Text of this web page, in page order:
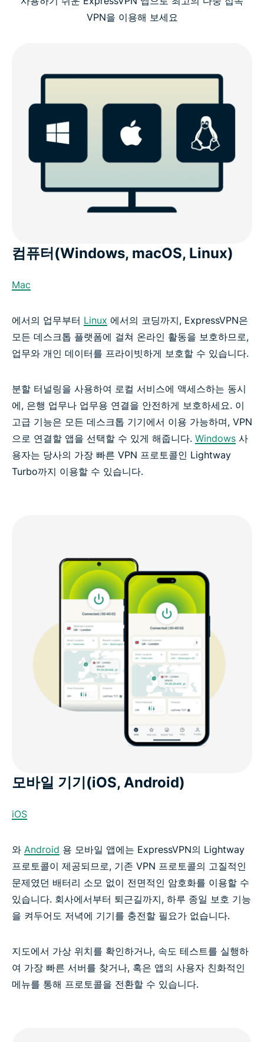
VPN을 이용해 보세요
컴퓨터(Windows, macOS, Linux)
Mac
에서의 업무부터 Linux 에서의 코딩까지, ExpressVPN은
모든 데스크톱 플랫폼에 걸쳐 온라인 활동을 보호하므로,
업무와 개인 데이터를 프라이빗하게 보호할 수 있습니다.
분할 터널링을 사용하여 로컬 서비스에 액세스하는 동시
에, 은행 업무나 업무용 연결을 안전하게 보호하세요. 이
고급 기능은 모든 데스크톱 기기에서 이용 가능하며, VPN
으로 연결할 앱을 선택할 수 있게 해줍니다. Windows 사
용자는 당사의 가장 빠른 VPN 프로토콜인 Lightway
Turbo까지 이용할 수 있습니다.
모바일 기기(iOS, Android)
iOS
와 Android 용 모바일 앱에는 ExpressVPN의 Lightway
프로토콜이 제공되므로, 기존 VPN 프로토콜의 고질적인
문제였던 배터리 소모 없이 전면적인 암호화를 이용할 수
있습니다. 회사에서부터 퇴근길까지, 하루 종일 보호 기능
을 켜두어도 저녁에 기기를 충전할 필요가 없습니다.
지도에서 가상 위치를 확인하거나, 속도 테스트를 실행하
여 가장 빠른 서버를 찾거나, 혹은 앱의 사용자 친화적인
메뉴를 통해 프로토콜을 전환할 수 있습니다.